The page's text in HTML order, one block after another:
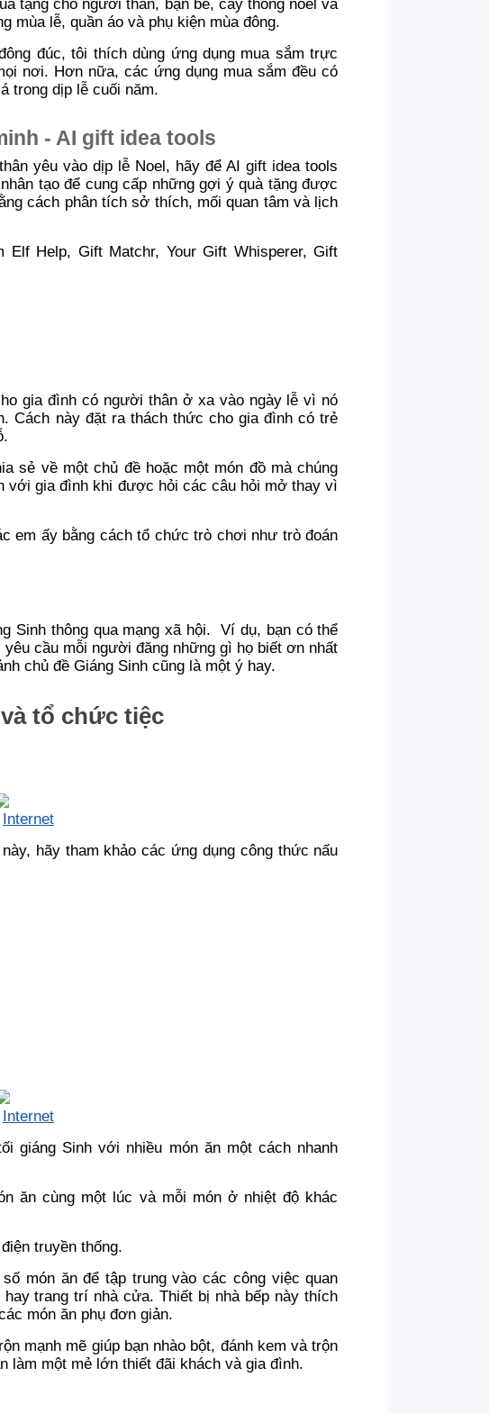
tặng cho người thân, bạn bè, cây thông noel và
mùa lễ, quần áo và phụ kiện mùa đông.
đúc, tôi thích dùng ứng dụng mua sắm trực
nơi. Hơn nữa, các ứng dụng mua sắm đều có
trong dịp lễ cuối năm.
- AI gift idea tools
yêu vào dịp lễ Noel, hãy để AI gift idea tools
tạo để cung cấp những gợi ý quà tặng được
cách phân tích sở thích, mối quan tâm và lịch
Help, Gift Matchr, Your Gift Whisperer, Gift
gia đình có người thân ở xa vào ngày lễ vì nó
Cách này đặt ra thách thức cho gia đình có trẻ
sẻ về một chủ đề hoặc một món đồ mà chúng
gia đình khi được hỏi các câu hỏi mở thay vì
em ấy bằng cách tổ chức trò chơi như trò đoán
Sinh thông qua mạng xã hội. Ví dụ, bạn có thể
cầu mỗi người đăng những gì họ biết ơn nhất
chủ đề Giáng Sinh cũng là một ý hay.
tổ chức tiệc
Internet
hãy tham khảo các ứng dụng công thức nấu
Internet
giáng Sinh với nhiều món ăn một cách nhanh
ăn cùng một lúc và mỗi món ở nhiệt độ khác
truyền thống.
món ăn để tập trung vào các công việc quan
trang trí nhà cửa. Thiết bị nhà bếp này thích
món ăn phụ đơn giản.
mạnh mẽ giúp bạn nhào bột, đánh kem và trộn
làm một mẻ lớn thiết đãi khách và gia đình.